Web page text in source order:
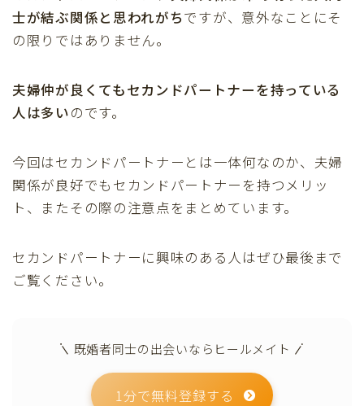
士が結ぶ関係と思われがちですが、意外なことにそ
の限りではありません。
夫婦仲が良くてもセカンドパートナーを持っている
人は多いのです。
今回はセカンドパートナーとは一体何なのか、夫婦
関係が良好でもセカンドパートナーを持つメリッ
ト、またその際の注意点をまとめています。
セカンドパートナーに興味のある人はぜひ最後まで
ご覧ください。
既婚者同士の出会いならヒールメイト
1分で無料登録する